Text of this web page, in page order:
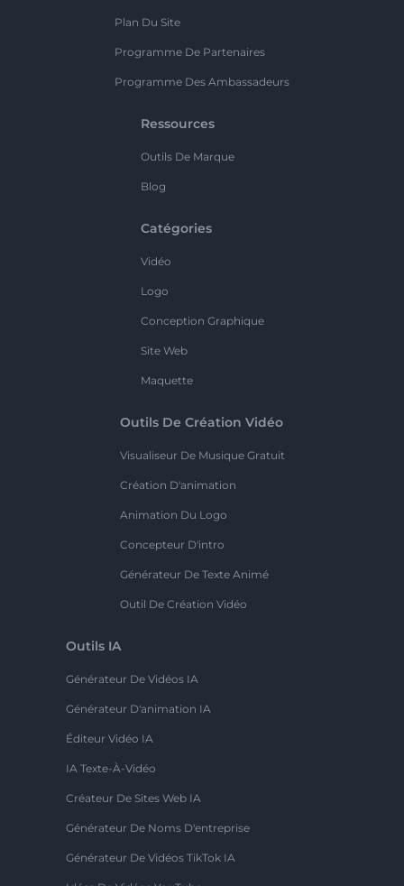
Plan Du Site
Programme De Partenaires
Programme Des Ambassadeurs
Ressources
Outils De Marque
Blog
Catégories
Vidéo
Logo
Conception Graphique
Site Web
Maquette
Outils De Création Vidéo
Visualiseur De Musique Gratuit
Création D'animation
Animation Du Logo
Concepteur D'intro
Générateur De Texte Animé
Outil De Création Vidéo
Outils IA
Générateur De Vidéos IA
Générateur D'animation IA
Éditeur Vidéo IA
IA Texte-À-Vidéo
Créateur De Sites Web IA
Générateur De Noms D'entreprise
Générateur De Vidéos TikTok IA